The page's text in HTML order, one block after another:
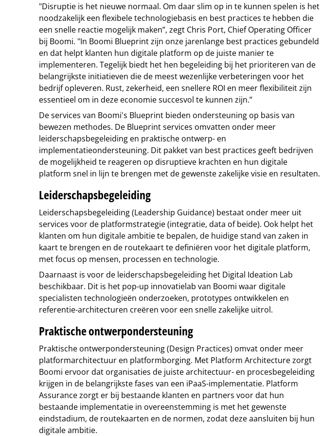
"Disruptie is het nieuwe normaal. Om daar slim op in te kunnen spelen is het
noodzakelijk een flexibele technologiebasis en best practices te hebben die
een snelle reactie mogelijk maken”, zegt Chris Port, Chief Operating Officer
bij Boomi. "In Boomi Blueprint zijn onze jarenlange best practices gebundeld
en dat helpt klanten hun digitale platform op de juiste manier te
implementeren. Tegelijk biedt het hen begeleiding bij het prioriteren van de
belangrijkste initiatieven die de meest wezenlijke verbeteringen voor het
bedrijf opleveren. Rust, zekerheid, een snellere ROI en meer flexibiliteit zijn
essentieel om in deze economie succesvol te kunnen zijn.”
De services van Boomi's Blueprint bieden ondersteuning op basis van
bewezen methodes. De Blueprint services omvatten onder meer
leiderschapsbegeleiding en praktische ontwerp- en
implementatieondersteuning. Dit pakket van best practices geeft bedrijven
de mogelijkheid te reageren op disruptieve krachten en hun digitale
platform snel in lijn te brengen met de gewenste zakelijke visie en resultaten.
Leiderschapsbegeleiding
Leiderschapsbegeleiding (Leadership Guidance) bestaat onder meer uit
services voor de platformstrategie (integratie, data of beide). Ook helpt het
klanten om hun digitale ambitie te bepalen, de huidige stand van zaken in
kaart te brengen en de routekaart te definiëren voor het digitale platform,
met focus op mensen, processen en technologie.
Daarnaast is voor de leiderschapsbegeleiding het Digital Ideation Lab
beschikbaar. Dit is het pop-up innovatielab van Boomi waar digitale
specialisten technologieën onderzoeken, prototypes ontwikkelen en
referentie-architecturen creëren voor een snelle zakelijke uitrol.
Praktische ontwerpondersteuning
Praktische ontwerpondersteuning (Design Practices) omvat onder meer
platformarchitectuur en platformborging. Met Platform Architecture zorgt
Boomi ervoor dat organisaties de juiste architectuur- en procesbegeleiding
krijgen in de belangrijkste fases van een iPaaS-implementatie. Platform
Assurance zorgt er bij bestaande klanten en partners voor dat hun
bestaande implementatie in overeenstemming is met het gewenste
eindstadium, de routekaarten en de normen, zodat deze aansluiten bij hun
digitale ambitie.